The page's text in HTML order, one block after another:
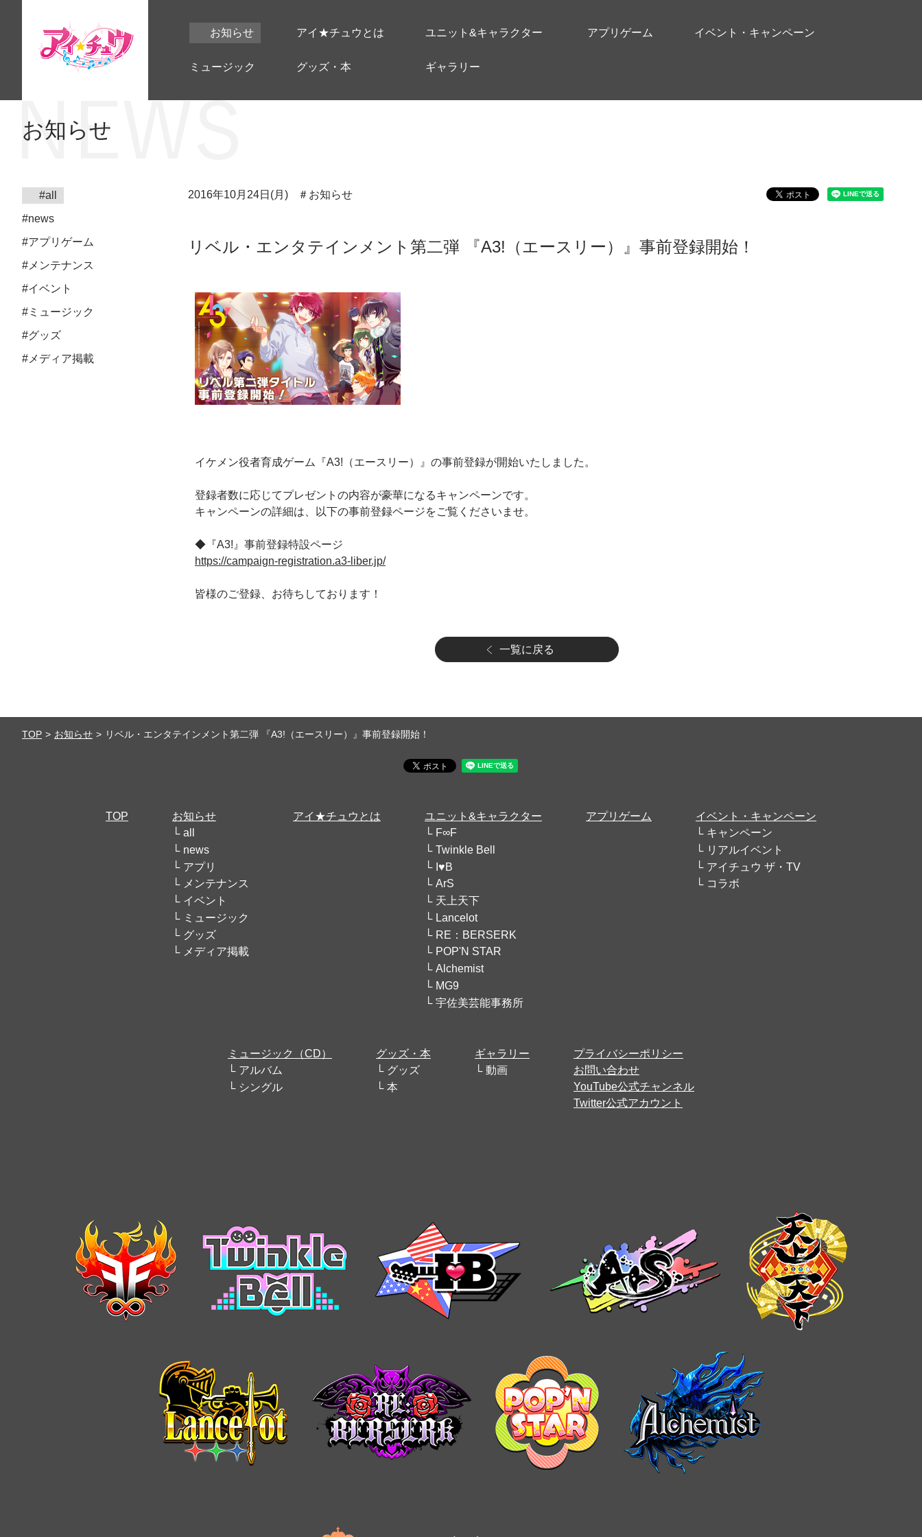
お知らせ アイ★チュウとは ユニット&キャラクター アプリゲーム イベント・キャンペーン
ミュージック グッズ・本 ギャラリー
お知らせ
#all
#news
#アプリゲーム
#メンテナンス
#イベント
#ミュージック
#グッズ
#メディア掲載
2016年10月24日(月) ＃お知らせ
リベル・エンタテインメント第二弾 『A3!（エースリー）』事前登録開始！
イケメン役者育成ゲーム『A3!（エースリー）』の事前登録が開始いたしました。
登録者数に応じてプレゼントの内容が豪華になるキャンペーンです。
キャンペーンの詳細は、以下の事前登録ページをご覧くださいませ。
◆『A3!』事前登録特設ページ
https://campaign-registration.a3-liber.jp/
皆様のご登録、お待ちしております！
一覧に戻る
TOP お知らせ リベル・エンタテインメント第二弾 『A3!（エースリー）』事前登録開始！
TOP
お知らせ
all
news
アプリ
メンテナンス
イベント
ミュージック
グッズ
メディア掲載
アイ★チュウとは
ユニット&キャラクター
F∞F
Twinkle Bell
I♥B
ArS
天上天下
Lancelot
RE：BERSERK
POP'N STAR
Alchemist
MG9
宇佐美芸能事務所
アプリゲーム
イベント・キャンペーン
キャンペーン
リアルイベント
アイチュウ ザ・TV
コラボ
ミュージック（CD）
アルバム
シングル
グッズ・本
グッズ
本
ギャラリー
動画
プライバシーポリシー
お問い合わせ
YouTube公式チャンネル
Twitter公式アカウント